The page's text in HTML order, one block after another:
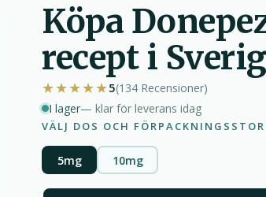
Köpa
recept i
★★★★★5(134 Recensioner)
I lager— klar för leverans idag
VÄLJ DOS OCH
5mg 10mg